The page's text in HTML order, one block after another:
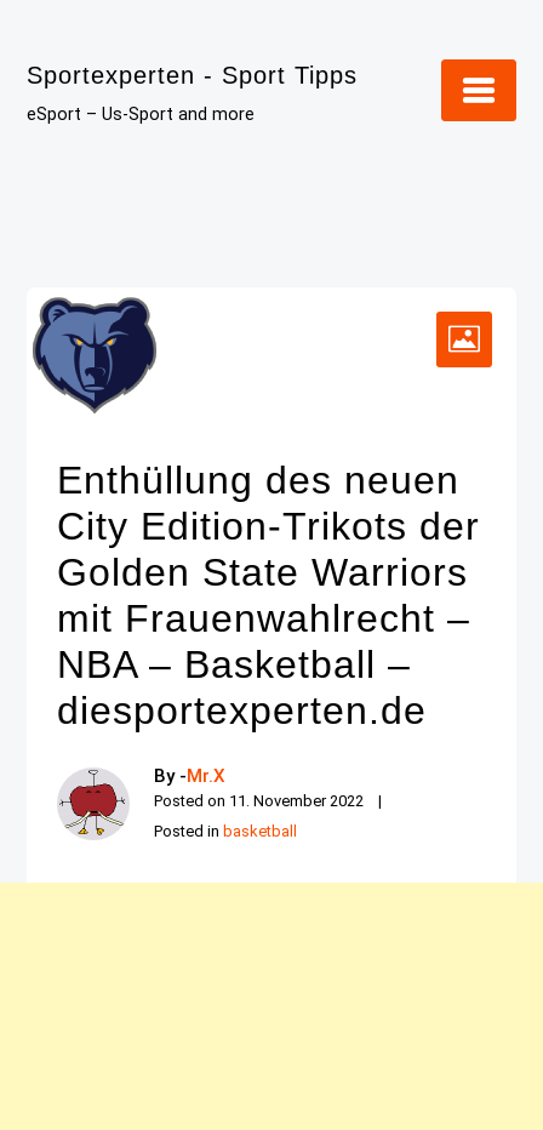
content
Sportexperten - Sport Tipps
eSport – Us-Sport and more
Enthüllung des neuen
City Edition-Trikots der
Golden State Warriors
mit Frauenwahlrecht –
NBA – Basketball –
diesportexperten.de
By -Mr.X
Posted on 11. November 2022
Posted in basketball